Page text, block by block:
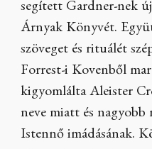
segített Gardner-nek
Árnyak Könyvét.
szöveget és rituálét
Forrest-i Kovenből
kigyomlálta Aleister
neve miatt és
Istennő imádásának.